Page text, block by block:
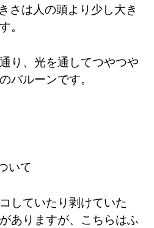
さは人の頭より少し大き
。
り、光を通してつやつや
バルーンです。
いて
していたり剥けていた
ありますが、こちらはふ